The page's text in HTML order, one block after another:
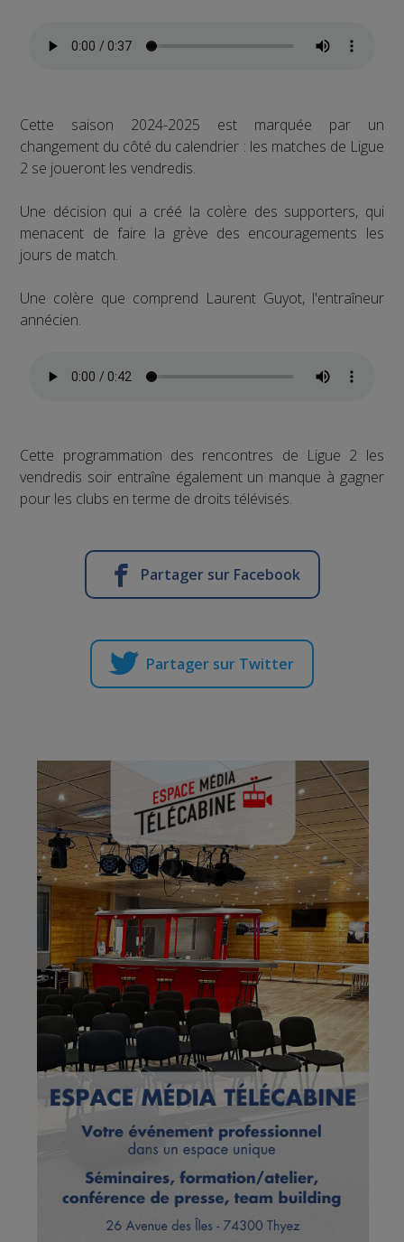
Cette saison 2024-2025 est marquée par un
changement du côté du calendrier : les matches de Ligue
2 se joueront les vendredis.
Une décision qui a créé la colère des supporters, qui
menacent de faire la grève des encouragements les
jours de match.
Une colère que comprend Laurent Guyot, l'entraîneur
annécien.
Cette programmation des rencontres de Ligue 2 les
vendredis soir entraîne également un manque à gagner
pour les clubs en terme de droits télévisés.
Partager sur Facebook
Partager sur Twitter